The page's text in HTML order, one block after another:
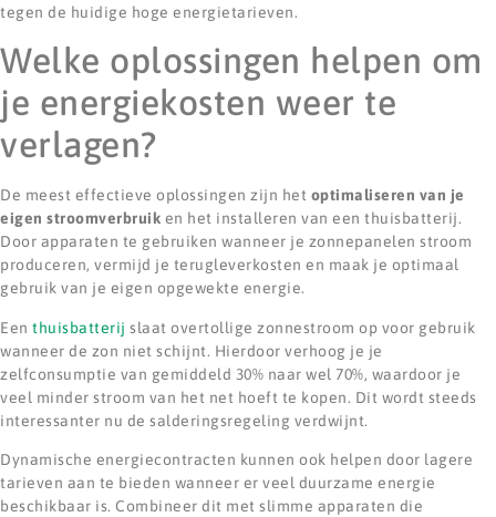
tegen de huidige hoge energietarieven.
Welke oplossingen helpen om
je energiekosten weer te
verlagen?
De meest effectieve oplossingen zijn het optimaliseren van je
eigen stroomverbruik en het installeren van een thuisbatterij.
Door apparaten te gebruiken wanneer je zonnepanelen stroom
produceren, vermijd je terugleverkosten en maak je optimaal
gebruik van je eigen opgewekte energie.
Een thuisbatterij slaat overtollige zonnestroom op voor gebruik
wanneer de zon niet schijnt. Hierdoor verhoog je je
zelfconsumptie van gemiddeld 30% naar wel 70%, waardoor je
veel minder stroom van het net hoeft te kopen. Dit wordt steeds
interessanter nu de salderingsregeling verdwijnt.
Dynamische energiecontracten kunnen ook helpen door lagere
tarieven aan te bieden wanneer er veel duurzame energie
beschikbaar is. Combineer dit met slimme apparaten die